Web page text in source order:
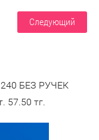
Следующий
БЕЗ РУЧЕК
57.50 тг.